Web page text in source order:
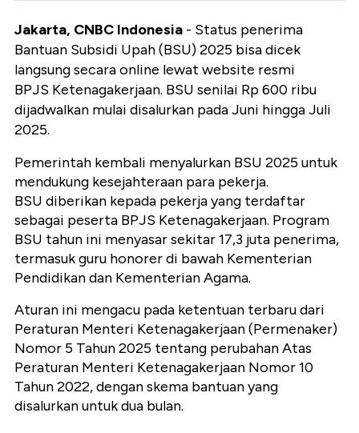
Jakarta, CNBC Indonesia - Status penerima
Bantuan Subsidi Upah (BSU) 2025 bisa dicek
langsung secara online lewat website resmi
BPJS Ketenagakerjaan. BSU senilai Rp 600 ribu
dijadwalkan mulai disalurkan pada Juni hingga Juli
2025.
Pemerintah kembali menyalurkan BSU 2025 untuk
mendukung kesejahteraan para pekerja.
BSU diberikan kepada pekerja yang terdaftar
sebagai peserta BPJS Ketenagakerjaan. Program
BSU tahun ini menyasar sekitar 17,3 juta penerima,
termasuk guru honorer di bawah Kementerian
Pendidikan dan Kementerian Agama.
Aturan ini mengacu pada ketentuan terbaru dari
Peraturan Menteri Ketenagakerjaan (Permenaker)
Nomor 5 Tahun 2025 tentang perubahan Atas
Peraturan Menteri Ketenagakerjaan Nomor 10
Tahun 2022, dengan skema bantuan yang
disalurkan untuk dua bulan.